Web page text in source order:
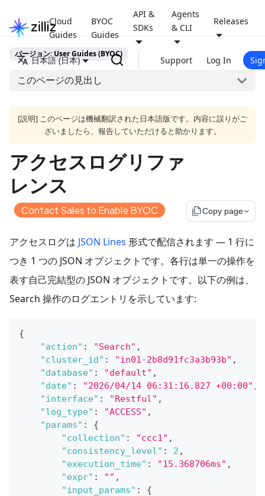
Cloud
Guides
BYOC
Guides
API &
SDKs
Agents
& CLI
Releases
日本語 (日本) Support Log In
バージョン: User Guides (BYOC)
このページの見出し
[説明] このページは機械翻訳された日本語版です。内容に誤りがご
ざいましたら、報告していただけると助かります。
アクセスログリファ
レンス
Contact Sales to Enable BYOC file_copyCopy page
アクセスログは JSON Lines 形式で配信されます — 1 行に
つき 1 つの JSON オブジェクトです。各行は単一の操作を
表す自己完結型の JSON オブジェクトです。以下の例は、
Search 操作のログエントリを示しています:
{
"action" : "Search" ,
"cluster_id" : "in01-2b8d91fc3a3b93b" ,
"database" : "default" ,
"date" : "2026/04/14 06:31:16.827 +00:00" ,
"interface" : "Restful" ,
"log_type" : "ACCESS" ,
"params" :
{
"collection" : "ccc1" ,
"consistency_level" : 2 ,
"execution_time" : "15.368706ms" ,
"expr" : "" ,
"input_params" :
{